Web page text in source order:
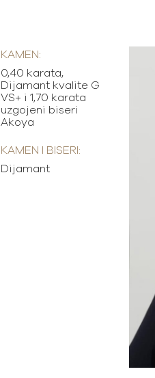
KAMEN:
0,40 karata,
Dijamant kvalite G
VS+ i 1,70 karata
uzgojeni biseri
Akoya
KAMEN I BISERI:
Dijamant